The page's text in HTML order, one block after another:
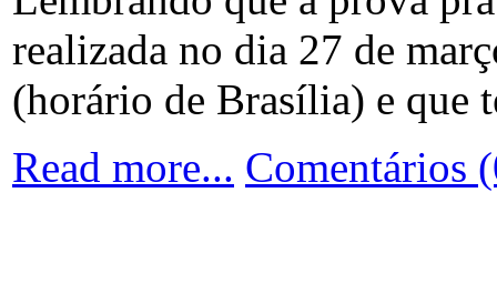
realizada no dia 27 de
(horário de Brasília) e que
Read more... Comentários